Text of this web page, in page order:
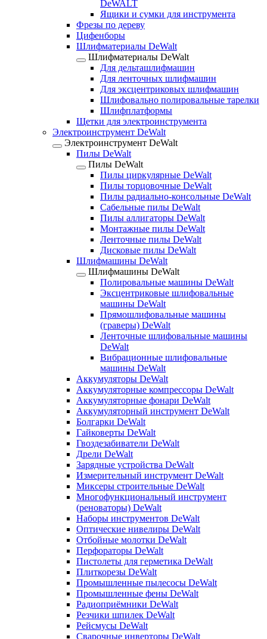
DeWALT
Ящики и сумки для инструмента
Фрезы по дереву
Цифенборы
Шлифматериалы DeWalt
Шлифматериалы DeWalt
Для дельташлифмашин
Для ленточных шлифмашин
Для эксцентриковых шлифмашин
Шлифовально полировальные тарелки
Шлифплатформы
Щетки для электроинструмента
Электроинструмент DeWalt
Электроинструмент DeWalt
Пилы DeWalt
Пилы DeWalt
Пилы циркулярные DeWalt
Пилы торцовочные DeWalt
Пилы радиально-консольные DeWalt
Сабельные пилы DeWalt
Пилы аллигаторы DeWalt
Монтажные пилы DeWalt
Ленточные пилы DeWalt
Дисковые пилы DeWalt
Шлифмашины DeWalt
Шлифмашины DeWalt
Полировальные машины DeWalt
Эксцентриковые шлифовальные
машины DeWalt
Прямошлифовальные машины
(граверы) DeWalt
Ленточные шлифовальные машины
DeWalt
Вибрационные шлифовальные
машины DeWalt
Аккумуляторы DeWalt
Аккумуляторные компрессоры DeWalt
Аккумуляторные фонари DeWalt
Аккумуляторный инструмент DeWalt
Болгарки DeWalt
Гайковерты DeWalt
Гвоздезабиватели DeWalt
Дрели DeWalt
Зарядные устройства DeWalt
Измерительный инструмент DeWalt
Миксеры строительные DeWalt
Многофункциональный инструмент
(реноваторы) DeWalt
Наборы инструментов DeWalt
Оптические нивелиры DeWalt
Отбойные молотки DeWalt
Перфораторы DeWalt
Пистолеты для герметика DeWalt
Плиткорезы DeWalt
Промышленные пылесосы DeWalt
Промышленные фены DeWalt
Радиоприёмники DeWalt
Резчики шпилек DeWalt
Рейсмусы DeWalt
Сварочные инверторы DeWalt